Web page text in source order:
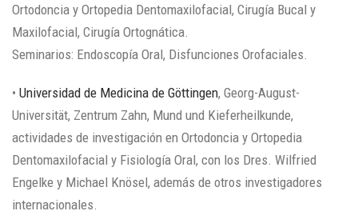
Ortodoncia y Ortopedia Dentomaxilofacial, Cirugía Bucal y
Maxilofacial, Cirugía Ortognática.
Seminarios: Endoscopía Oral, Disfunciones Orofaciales.
‎• Universidad de Medicina de Göttingen, Georg-August-
Universität, Zentrum Zahn, Mund und Kieferheilkunde,
actividades de investigación en Ortodoncia y Ortopedia
Dentomaxilofacial y Fisiología Oral, con los Dres. Wilfried
Engelke y Michael Knösel, además de otros investigadores
internacionales.